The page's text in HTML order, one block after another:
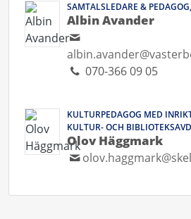
SAMTALSLEDARE &
Albin Avander
070-366 09 05
KULTURPEDAGOG MED
KULTUR- OCH
Olov Häggmark